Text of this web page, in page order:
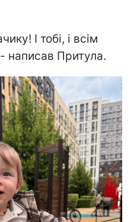
І тобі, і всім
написав Притула.